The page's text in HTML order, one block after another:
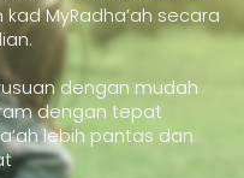
MyRadha’ah secara
dengan mudah
dengan tepat
lebih pantas dan